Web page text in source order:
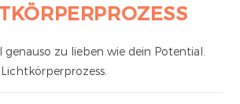
genauso zu lieben wie dein Potential.